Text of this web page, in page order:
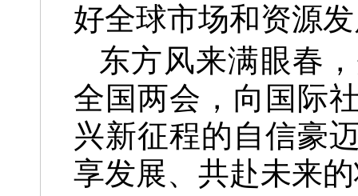
好全球市场和资源
东方风来满眼春
全国两会，向国际
兴新征程的自信豪
享发展、共赴未来